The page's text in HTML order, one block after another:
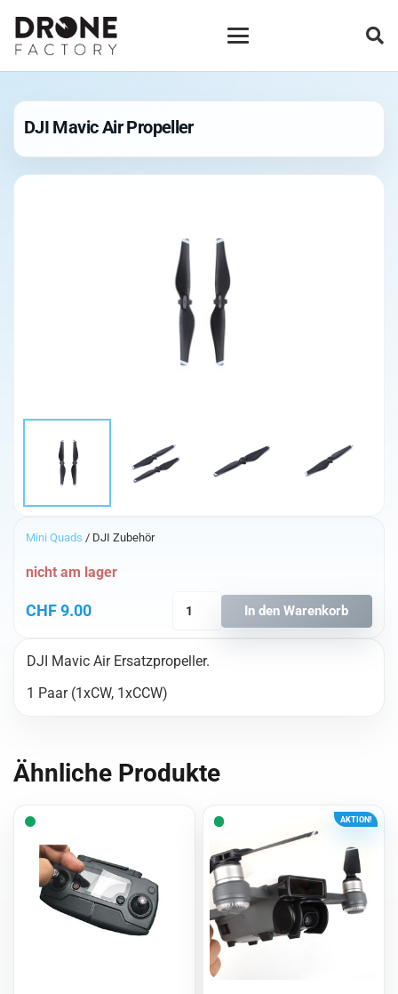
DJI Mavic Air Propeller
Mini Quads / DJI Zubehör
CHF9.00
nicht am lager
Propeller
In den Warenkorb
DJI Mavic Air Ersatzpropeller.
1 Paar (1xCW, 1xCCW)
Ähnliche Produkte
AKTION!